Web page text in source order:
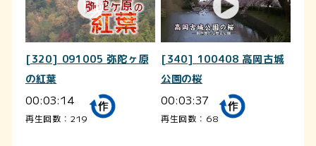
[320] 091005 弥陀ヶ原
の紅葉
00:03:14
再生回数：219
[340] 100408 高岡古城
公園の桜
00:03:37
再生回数：68